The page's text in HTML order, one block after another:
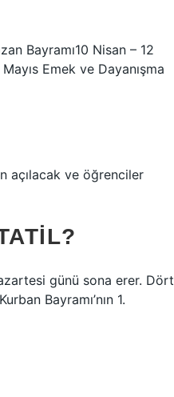
Bayramı10 Nisan – 12
Emek ve Dayanışma
açılacak ve öğrenciler
günü sona erer. Dört
Bayramı’nın 1.